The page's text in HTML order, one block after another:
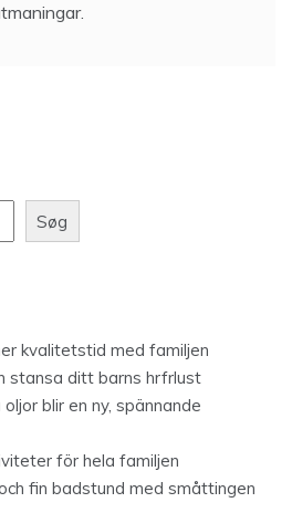
Søg
kvalitetstid med familjen
stansa ditt barns hrfrlust
blir en ny, spännande
för hela familjen
fin badstund med småttingen